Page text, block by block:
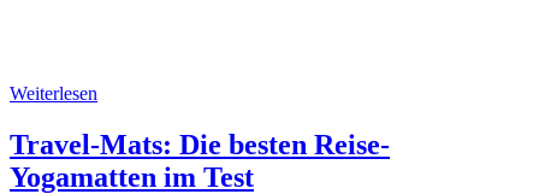
Weiterlesen
Travel-Mats: Die besten Reise-
Yogamatten im Test